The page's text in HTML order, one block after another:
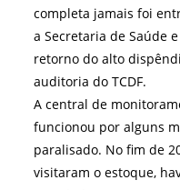
completa jamais foi
a Secretaria de Saúde
retorno do alto
auditoria do TCDF.
A central de
funcionou por alguns
paralisado. No fim de
visitaram o estoque,